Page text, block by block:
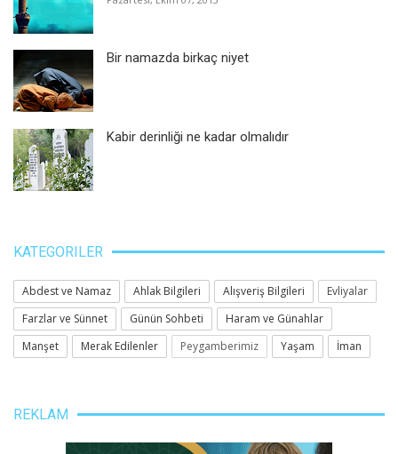
Bir namazda birkaç niyet
Kabir derinliği ne kadar olmalıdır
KATEGORILER
Abdest ve Namaz Ahlak Bilgileri Alışveriş Bilgileri
Evliyalar
Farzlar ve Sünnet
Günün Sohbeti
Haram ve Günahlar
Manşet
Merak Edilenler Peygamberimiz Yaşam İman
REKLAM